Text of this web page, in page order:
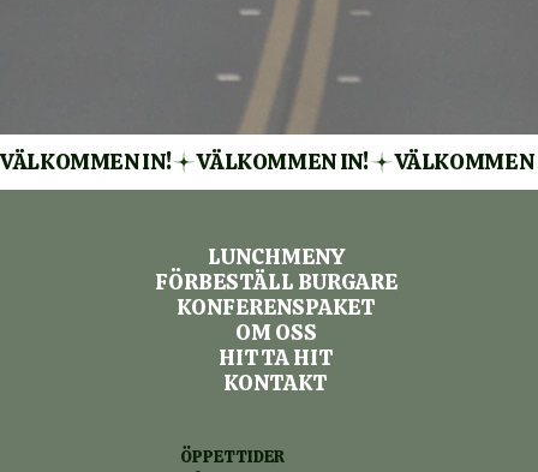
VÄLKOMMEN IN!
LUNCHMENY
FÖRBESTÄLL BURGARE
KONFERENSPAKET
OM OSS
HITTA HIT
KONTAKT
ÖPPETTIDER